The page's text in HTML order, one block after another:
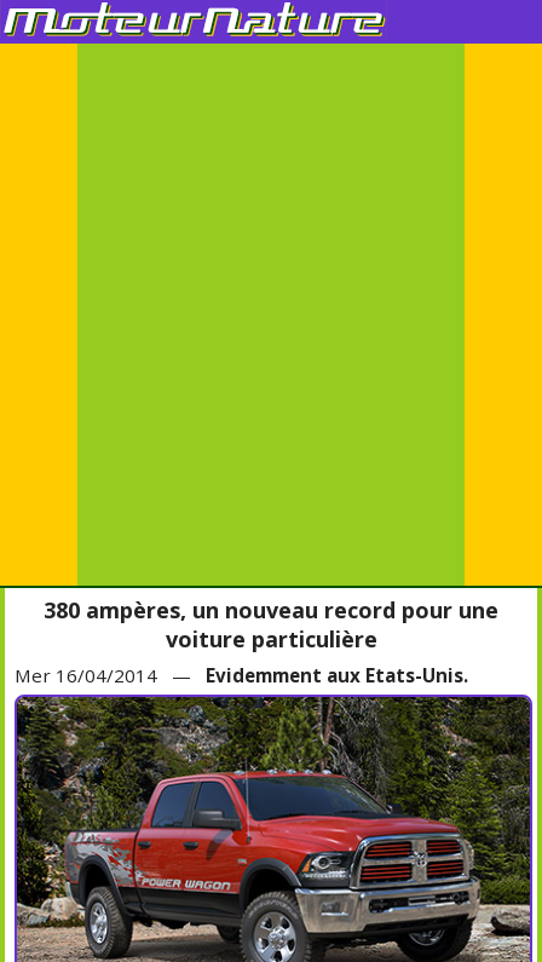
380 ampères, un nouveau record pour une
voiture particulière
Mer 16/04/2014 — Evidemment aux Etats-Unis.